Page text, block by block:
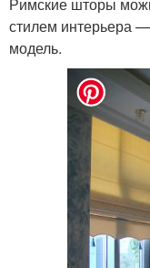
стилем интерьера
модель.